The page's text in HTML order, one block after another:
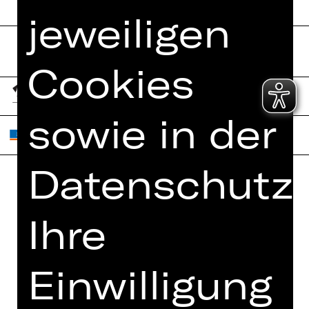
Home
Spielplan
Künstler*innen
Kartenkauf
Jobs
AGB
Datenschutz
jeweiligen
Cookies
sowie in der
Ihre
Einwilligung